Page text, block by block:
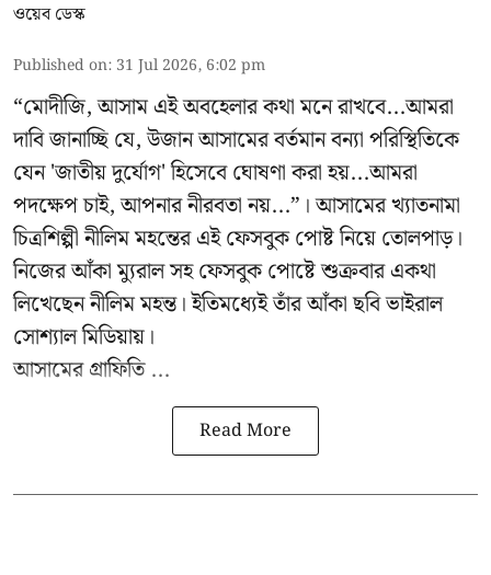
ওয়েব ডেস্ক
Published on: 31 Jul 2026, 6:02 pm
“মোদীজি, আসাম এই অবহেলার কথা মনে রাখবে...আমরা
দাবি জানাচ্ছি যে, উজান আসামের বর্তমান বন্যা পরিস্থিতিকে
যেন 'জাতীয় দুর্যোগ' হিসেবে ঘোষণা করা হয়...আমরা
পদক্ষেপ চাই, আপনার নীরবতা নয়...”। আসামের খ্যাতনামা
চিত্রশিল্পী নীলিম মহন্তের এই ফেসবুক পোষ্ট নিয়ে তোলপাড়।
নিজের আঁকা ম্যুরাল সহ ফেসবুক পোষ্টে শুক্রবার একথা
লিখেছেন নীলিম মহন্ত। ইতিমধ্যেই তাঁর আঁকা ছবি ভাইরাল
সোশ্যাল মিডিয়ায়।
আসামের গ্রাফিতি ...
Read More